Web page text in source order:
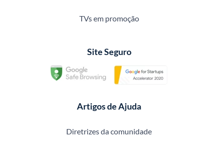
TVs em promoção
Site Seguro
Artigos de Ajuda
Diretrizes da comunidade